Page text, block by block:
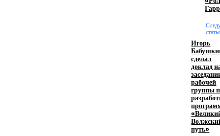
Девушка в бокале: легендарный номер бурлеска
Игорь
сделал
доклад
рабочей
группы
путь»